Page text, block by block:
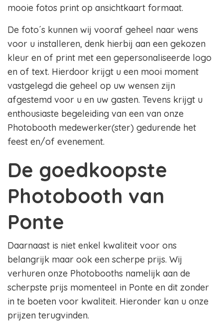
mooie fotos print op ansichtkaart formaat.
De foto´s kunnen wij vooraf geheel naar wens
voor u installeren, denk hierbij aan een gekozen
kleur en of print met een gepersonaliseerde logo
en of text. Hierdoor krijgt u een mooi moment
vastgelegd die geheel op uw wensen zijn
afgestemd voor u en uw gasten. Tevens krijgt u
enthousiaste begeleiding van een van onze
Photobooth medewerker(ster) gedurende het
feest en/of evenement.
De goedkoopste
Photobooth van
Ponte
Daarnaast is niet enkel kwaliteit voor ons
belangrijk maar ook een scherpe prijs. Wij
verhuren onze Photobooths namelijk aan de
scherpste prijs momenteel in Ponte en dit zonder
in te boeten voor kwaliteit. Hieronder kan u onze
prijzen terugvinden.